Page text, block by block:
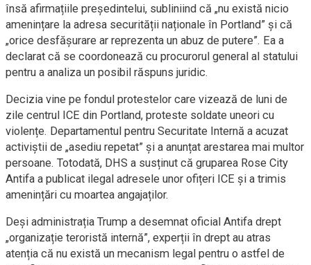
însă afirmațiile președintelui, subliniind că „nu există nicio
amenințare la adresa securității naționale în Portland” și că
„orice desfășurare ar reprezenta un abuz de putere”. Ea a
declarat că se coordonează cu procurorul general al statului
pentru a analiza un posibil răspuns juridic.
Decizia vine pe fondul protestelor care vizează de luni de
zile centrul ICE din Portland, proteste soldate uneori cu
violențe. Departamentul pentru Securitate Internă a acuzat
activiștii de „asediu repetat” și a anunțat arestarea mai multor
persoane. Totodată, DHS a susținut că gruparea Rose City
Antifa a publicat ilegal adresele unor ofițeri ICE și a trimis
amenințări cu moartea angajaților.
Deși administrația Trump a desemnat oficial Antifa drept
„organizație teroristă internă”, experții în drept au atras
atenția că nu există un mecanism legal pentru o astfel de